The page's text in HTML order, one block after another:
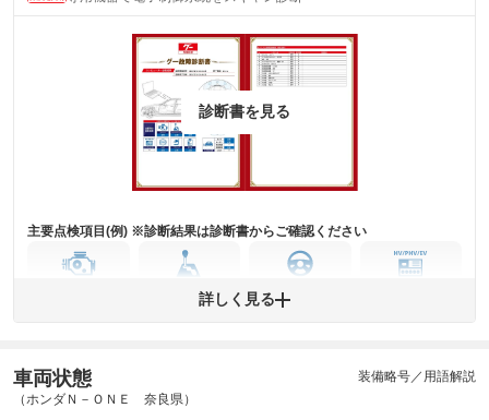
主要機関に不具合はありません。
詳細は鑑定書をご確認ください。
※グー鑑定は保証サービスではございません。購入時は必ず現車をご確認
および表示項目が異なる場合がございます。
す。車両情報等の詳細は各販売店へお問い合わせ下さい。
診断書を見る
主要点検項目(例) ※診断結果は診断書からご確認ください
ミッション
ステアリング
ABS その他
詳しく見る
車両状態
（ホンダＮ－ＯＮＥ 奈良県）
装備略号／用語解説